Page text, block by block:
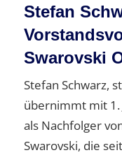
Stefan
Swarovski
Stefan Schwarz,
übernimmt mit 1.
als Nachfolger
Swarovski, die